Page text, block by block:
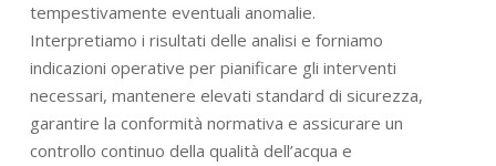
tempestivamente eventuali anomalie.
Interpretiamo i risultati delle analisi e forniamo
indicazioni operative per pianificare gli interventi
necessari, mantenere elevati standard di sicurezza,
garantire la conformità normativa e assicurare un
controllo continuo della qualità dell’acqua e